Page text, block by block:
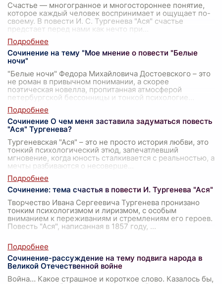
Счастье — многогранное и многостороннее понятие,
которое каждый человек воспринимает и ощущает по-
своему. В повести И. С. Тургенева "Ася" счастье
предстает перед нами как нечто при
Сочинение на тему "Мое мнение о повести "Белые
ночи"
"Белые ночи" Федора Михайловича Достоевского – это
не роман в привычном понимании, а скорее
поэтическая новелла, пропитанная атмосферой
петербургской бессонницы и тонкой психологие
Сочинение О чем меня заставила задуматься повесть
"Ася" Тургенева?
Тургеневская "Ася" – это не просто история любви, это
тонкий психологический этюд, запечатлевший
мгновение, когда юность сталкивается с реальностью, а
мечты разбиваются о несоверше
Сочинение: тема счастья в повести И. Тургенева "Ася"
Творчество Ивана Сергеевича Тургенева пронизано
тонким психологизмом и лиризмом, с особым
вниманием к переживаниям и стремлениям его героев.
Повесть "Ася", написанная в 1857 году, ...
Сочинение-рассуждение на тему подвига народа в
Великой Отечественной войне
Война… Какое страшное и короткое слово. Казалось бы,